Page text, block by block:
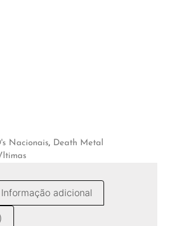
Nacionais, Death Metal
Informação adicional